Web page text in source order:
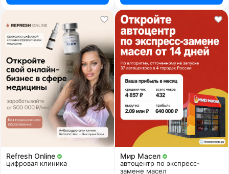
Refresh Online
цифровая клиника
Мир Масел
автоцентр по экспресс-
замене масел